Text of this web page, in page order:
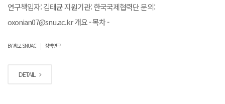
연구책임자: 김태균 지원기관: 한국국제협력단 문의:
oxonian07@snu.ac.kr 개요 - 목차 -
BY 홍보 SNUAC 정책연구
DETAIL